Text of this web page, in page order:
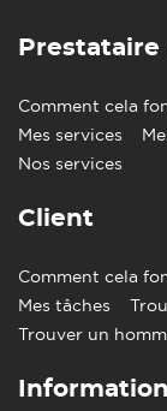
Prestataire
Comment cela
Mes services
Nos services
Client
Comment cela
Mes tâches
Trouver un